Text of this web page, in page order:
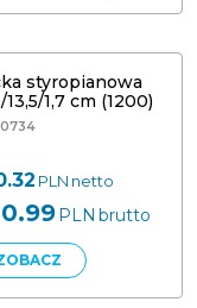
13,5/13,5/1,7 cm
styropianowa
13,5/1,7 cm (1200)
PLN netto
PLN brutto
17,5/13,5/4 cm